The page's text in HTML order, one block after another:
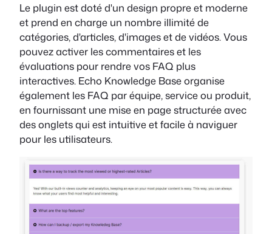
Le plugin est doté d'un design propre et moderne
et prend en charge un nombre illimité de
catégories, d'articles, d'images et de vidéos. Vous
pouvez activer les commentaires et les
évaluations pour rendre vos FAQ plus
interactives. Echo Knowledge Base organise
également les FAQ par équipe, service ou produit,
en fournissant une mise en page structurée avec
des onglets qui est intuitive et facile à naviguer
pour les utilisateurs.